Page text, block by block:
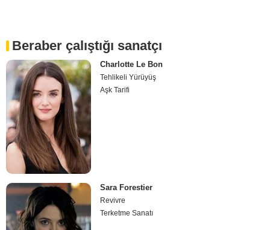
Beraber çalıştığı sanatçı
Charlotte Le Bon
Tehlikeli Yürüyüş
Aşk Tarifi
Sara Forestier
Revivre
Terketme Sanatı